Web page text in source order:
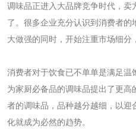
调味品正进入大品牌竞争时代，卖
了。很多企业充分认识到消费者
大做强的同时，开始注重市场细分
消费者对于饮食已不单单是满足
为家厨必备品的调味品提出了更
者的调味品，品种越分越细，以
化就成为必然的趋势。